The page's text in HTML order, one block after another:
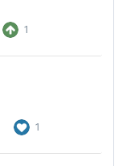
1
1